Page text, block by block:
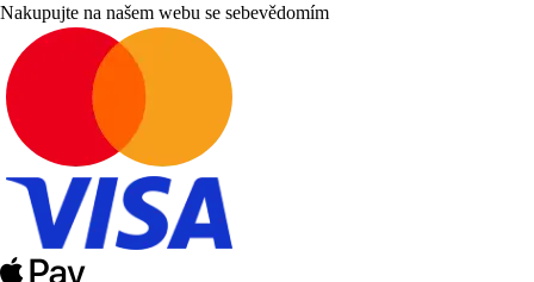
Nakupujte na našem webu se sebevědomím